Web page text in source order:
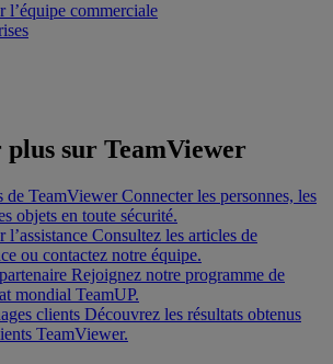
l’équipe commerciale
plus sur TeamViewer
de TeamViewer Connecter les personnes, les
objets en toute sécurité.
l’assistance Consultez les articles de
ou contactez notre équipe.
Rejoignez notre programme de
mondial TeamUP.
clients Découvrez les résultats obtenus
TeamViewer.